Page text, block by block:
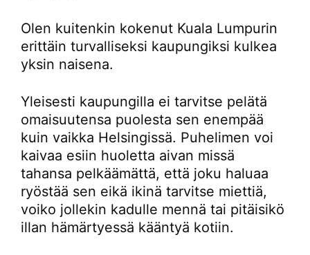
Olen kuitenkin kokenut Kuala Lumpurin
erittäin turvalliseksi kaupungiksi kulkea
yksin naisena.
Yleisesti kaupungilla ei tarvitse pelätä
omaisuutensa puolesta sen enempää
kuin vaikka Helsingissä. Puhelimen voi
kaivaa esiin huoletta aivan missä
tahansa pelkäämättä, että joku haluaa
ryöstää sen eikä ikinä tarvitse miettiä,
voiko jollekin kadulle mennä tai pitäisikö
illan hämärtyessä kääntyä kotiin.